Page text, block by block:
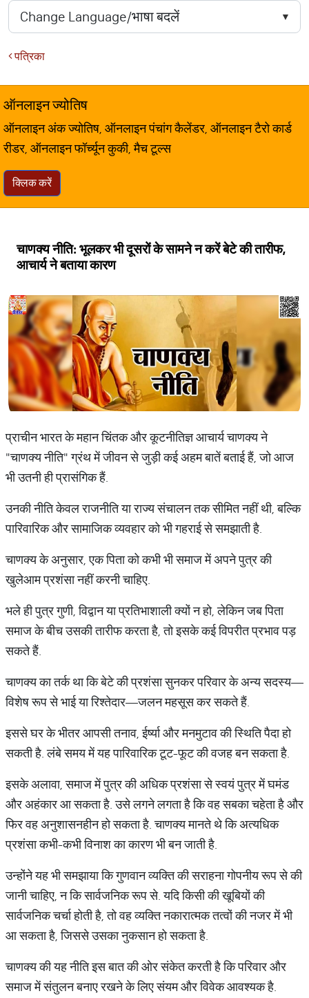
पत्रिका
ऑनलाइन ज्योतिष
ऑनलाइन अंक ज्योतिष, ऑनलाइन पंचांग कैलेंडर, ऑनलाइन टैरो कार्ड
रीडर, ऑनलाइन फॉर्च्यून कुकी, मैच टूल्स
क्लिक करें
चाणक्य नीति: भूलकर भी दूसरों के सामने न करें बेटे की तारीफ,
आचार्य ने बताया कारण
प्राचीन भारत के महान चिंतक और कूटनीतिज्ञ आचार्य चाणक्य ने
"चाणक्य नीति" ग्रंथ में जीवन से जुड़ी कई अहम बातें बताई हैं, जो आज
भी उतनी ही प्रासंगिक हैं.
उनकी नीति केवल राजनीति या राज्य संचालन तक सीमित नहीं थी, बल्कि
पारिवारिक और सामाजिक व्यवहार को भी गहराई से समझाती है.
चाणक्य के अनुसार, एक पिता को कभी भी समाज में अपने पुत्र की
खुलेआम प्रशंसा नहीं करनी चाहिए.
भले ही पुत्र गुणी, विद्वान या प्रतिभाशाली क्यों न हो, लेकिन जब पिता
समाज के बीच उसकी तारीफ करता है, तो इसके कई विपरीत प्रभाव पड़
सकते हैं.
चाणक्य का तर्क था कि बेटे की प्रशंसा सुनकर परिवार के अन्य सदस्य—
विशेष रूप से भाई या रिश्तेदार—जलन महसूस कर सकते हैं.
इससे घर के भीतर आपसी तनाव, ईर्ष्या और मनमुटाव की स्थिति पैदा हो
सकती है. लंबे समय में यह पारिवारिक टूट-फूट की वजह बन सकता है.
इसके अलावा, समाज में पुत्र की अधिक प्रशंसा से स्वयं पुत्र में घमंड
और अहंकार आ सकता है. उसे लगने लगता है कि वह सबका चहेता है और
फिर वह अनुशासनहीन हो सकता है. चाणक्य मानते थे कि अत्यधिक
प्रशंसा कभी-कभी विनाश का कारण भी बन जाती है.
उन्होंने यह भी समझाया कि गुणवान व्यक्ति की सराहना गोपनीय रूप से की
जानी चाहिए, न कि सार्वजनिक रूप से. यदि किसी की खूबियों की
सार्वजनिक चर्चा होती है, तो वह व्यक्ति नकारात्मक तत्वों की नजर में भी
आ सकता है, जिससे उसका नुकसान हो सकता है.
चाणक्य की यह नीति इस बात की ओर संकेत करती है कि परिवार और
समाज में संतुलन बनाए रखने के लिए संयम और विवेक आवश्यक है.